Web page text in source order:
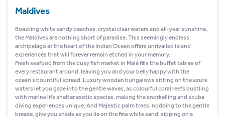
Maldives
Boasting white sandy beaches, crystal clear waters and all-year sunshine,
the Maldives are nothing short of paradise. This seemingly endless
archipelago at the heart of the Indian Ocean offers unrivalled island
experiences that will forever remain etched in your memory.
Fresh seafood from the busy fish market in Malé fills the buffet tables of
every restaurant around, leaving you and your belly happy with the
ocean’s bountiful spread. Luxury wooden bungalows sitting on the azure
waters let you gaze into the gentle waves, as colourful coral reefs bustling
with marine life shelter exotic species, making the snorkelling and scuba
diving experiences unique. And Majestic palm trees, nodding to the gentle
breeze, give you shade as you lie on the fine white sand, sipping on a